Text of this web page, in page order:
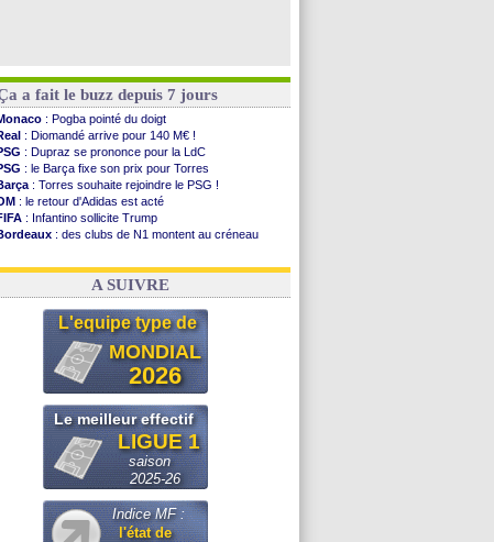
a fait le buzz depuis 7 jours
: Pogba pointé du doigt
: Diomandé arrive pour 140 M€ !
: Dupraz se prononce pour la LdC
: le Barça fixe son prix pour Torres
: Torres souhaite rejoindre le PSG !
: le retour d'Adidas est acté
: Infantino sollicite Trump
: des clubs de N1 montent au créneau
: le démenti de Leipzig pour Diomandé
A SUIVRE
L'equipe type de
MONDIAL
2026
Le meilleur effectif
LIGUE 1
saison
2025-26
Indice MF :
l'état de